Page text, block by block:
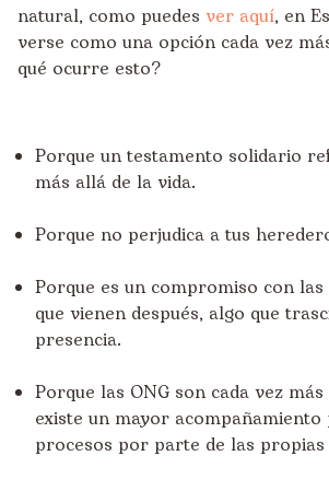
natural, como puedes ver aquí, en
verse como una opción cada vez
qué ocurre esto?
Porque un testamento solidario
más allá de la vida.
Porque no perjudica a tus
Porque es un compromiso con las
que vienen después, algo que
presencia.
Porque las ONG son cada vez
existe un mayor
procesos por parte de las propias